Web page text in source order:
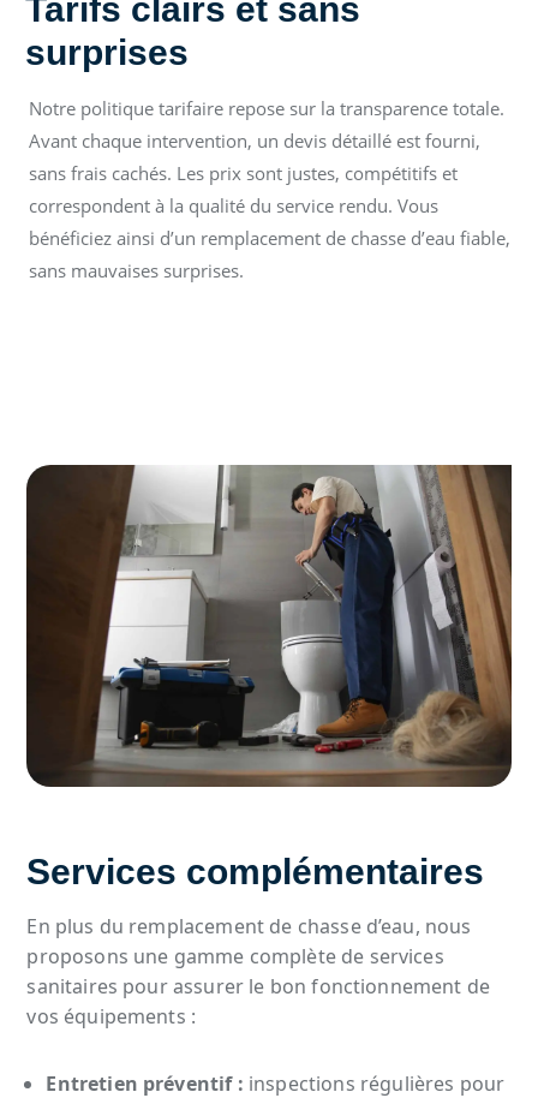
Services complémentaires
En plus du remplacement de chasse d’eau, nous
proposons une gamme complète de services
sanitaires pour assurer le bon fonctionnement de
vos équipements :
Entretien préventif : inspections régulières pour
Tarifs clairs et sans
surprises
Notre politique tarifaire repose sur la transparence totale.
Avant chaque intervention, un devis détaillé est fourni,
sans frais cachés. Les prix sont justes, compétitifs et
correspondent à la qualité du service rendu. Vous
bénéficiez ainsi d’un remplacement de chasse d’eau fiable,
sans mauvaises surprises.